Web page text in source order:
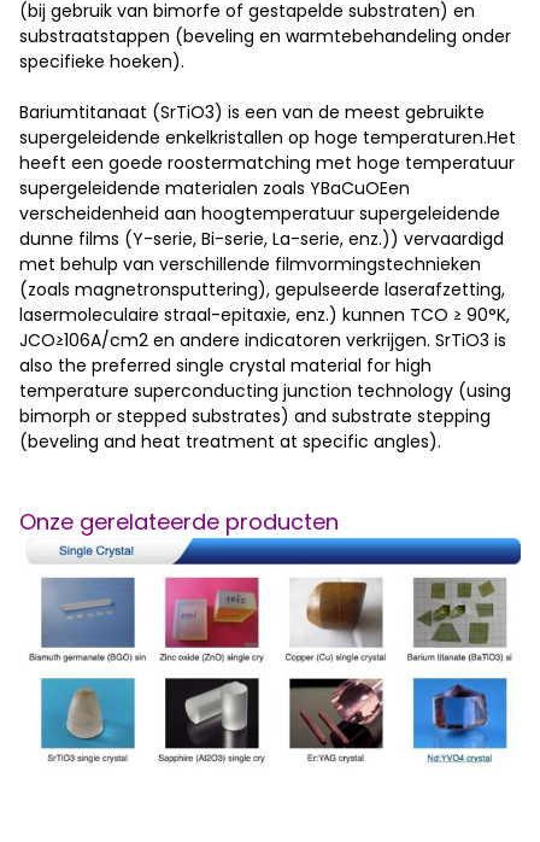
(bij gebruik van bimorfe of gestapelde substraten) en
substraatstappen (beveling en warmtebehandeling onder
specifieke hoeken).
Bariumtitanaat (SrTiO3) is een van de meest gebruikte
supergeleidende enkelkristallen op hoge temperaturen.Het
heeft een goede roostermatching met hoge temperatuur
supergeleidende materialen zoals YBaCuOEen
verscheidenheid aan hoogtemperatuur supergeleidende
dunne films (Y-serie, Bi-serie, La-serie, enz.)) vervaardigd
met behulp van verschillende filmvormingstechnieken
(zoals magnetronsputtering), gepulseerde laserafzetting,
lasermoleculaire straal-epitaxie, enz.) kunnen TCO ≥ 90°K,
JCO≥106A/cm2 en andere indicatoren verkrijgen. SrTiO3 is
also the preferred single crystal material for high
temperature superconducting junction technology (using
bimorph or stepped substrates) and substrate stepping
(beveling and heat treatment at specific angles).
Onze gerelateerde producten